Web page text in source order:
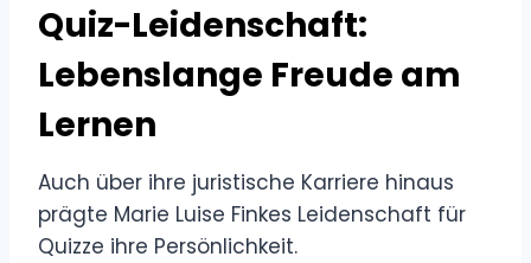
Quiz-Leidenschaft:
Lebenslange Freude am
Lernen
Auch über ihre juristische Karriere hinaus
prägte Marie Luise Finkes Leidenschaft für
Quizze ihre Persönlichkeit.